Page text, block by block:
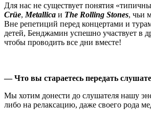
Для нас не существует понятия
Crüe, Metallica и The Rolling Stones, чьи
Вне репетиций перед концертами и
детей, Бенджамин успешно участвует в
чтобы проводить все дни вместе!
— Что вы стараетесь передать
Мы хотим донести до слушателя нашу
либо на релаксацию, даже своего рода